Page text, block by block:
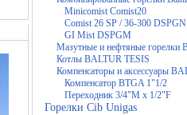
Minicomist Comist20
Comist 26 SP / 36-300 DSPGN
GI Mist DSPGM
Мазутные и нефтяные горелки
Котлы BALTUR TESIS
Компенсаторы и аксессуары
Компенсатор BTGA 1"1/2
Переходник 3/4"M x 1/2"F
Горелки Cib Unigas